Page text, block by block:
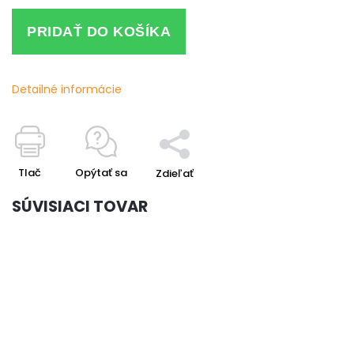
PRIDAŤ DO KOŠÍKA
Detailné informácie
Tlač Opýtať sa Zdieľať
SÚVISIACI TOVAR